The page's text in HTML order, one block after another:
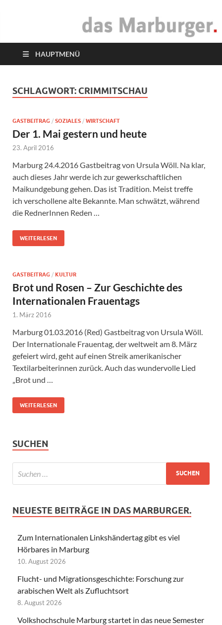
das Marburger.
HAUPTMENÜ
SCHLAGWORT: CRIMMITSCHAU
GASTBEITRAG / SOZIALES / WIRTSCHAFT
Der 1. Mai gestern und heute
23. April 2016
Marburg 24.4.2016 Gastbeitrag von Ursula Wöll. Na klar,
auch dieses Jahr werde ich zur gewerkschaftlichen
Maikundgebung gehen. Das ist Tradition. Meist treffe
ich verschollene alte Bekannte. Man schwätzt, während
die RednerInnen Reden …
WEITERLESEN
GASTBEITRAG / KULTUR
Brot und Rosen – Zur Geschichte des
Internationalen Frauentags
1. März 2016
Marburg 01.03.2016 (Red) Gastbeitrag von Ursula Wöll.
Der Internationale Frauentag, der weltweit am 8. März
gefeiert wird, geht auf einen Streik amerikanischer
Textilarbeiterinnen zurück. Auch das wundervolle Lied
„Brot und …
WEITERLESEN
SUCHEN
NEUESTE BEITRÄGE IN DAS MARBURGER.
Zum Internationalen Linkshändertag gibt es viel
Hörbares in Marburg
10. August 2026
Flucht- und Migrationsgeschichte: Forschung zur
arabischen Welt als Zufluchtsort
8. August 2026
Volkshochschule Marburg startet in das neue Semester